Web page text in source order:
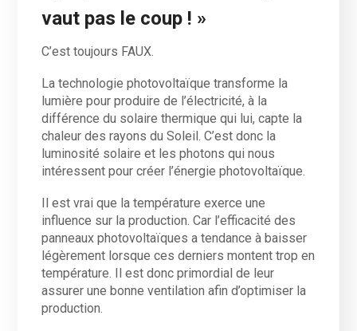
vaut pas le coup ! »
C’est toujours FAUX.
La technologie photovoltaïque transforme la
lumière pour produire de l’électricité, à la
différence du solaire thermique qui lui, capte la
chaleur des rayons du Soleil. C’est donc la
luminosité solaire et les photons qui nous
intéressent pour créer l’énergie photovoltaïque.
Il est vrai que la température exerce une
influence sur la production. Car l’efficacité des
panneaux photovoltaïques a tendance à baisser
légèrement lorsque ces derniers montent trop en
température. Il est donc primordial de leur
assurer une bonne ventilation afin d’optimiser la
production.